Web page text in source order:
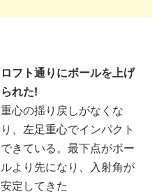
ロフト通りにボールを上げ
られた!
重心の揺り戻しがなくな
り、左足重心でインパクト
できている。最下点がボー
ルより先になり、入射角が
安定してきた